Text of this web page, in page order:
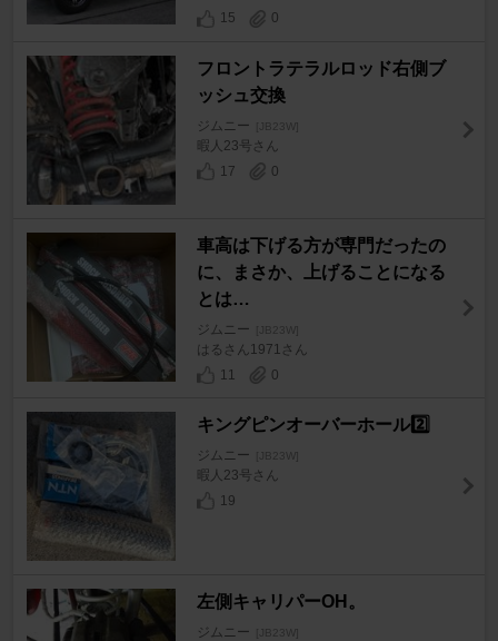
15
0
フロントラテラルロッド右側ブ
ッシュ交換
ジムニー [JB23W]
暇人23号さん
17
0
車高は下げる方が専門だったの
に、まさか、上げることになる
とは…
ジムニー [JB23W]
はるさん1971さん
11
0
キングピンオーバーホール2️⃣
ジムニー [JB23W]
暇人23号さん
19
左側キャリパーOH。
ジムニー [JB23W]